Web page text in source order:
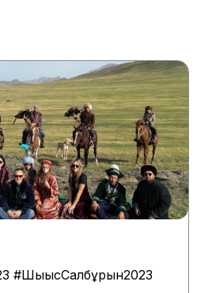
#ШығысСалбұрын2023